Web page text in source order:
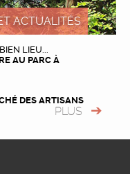
ACTUALITÉS
LIEU...
AU PARC À
DES ARTISANS
PLUS